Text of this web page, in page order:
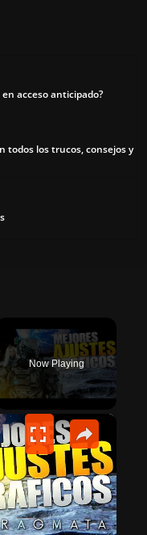
acceso anticipado?
todos los trucos, consejos y
Now Playing
×
en PC para MÁS FPS